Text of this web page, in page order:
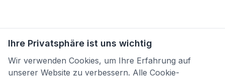
Ihre Privatsphäre ist uns wichtig
Wir verwenden Cookies, um Ihre Erfahrung auf
unserer Website zu verbessern. Alle Cookie-